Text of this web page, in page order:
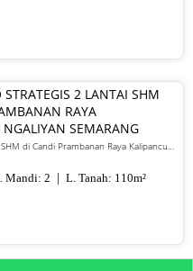
STRATEGIS 2 LANTAI SHM
RAYA
NGALIYAN SEMARANG
di Candi Prambanan Raya Kalipancur
MMandi: 2 L. Tanah: 110m²